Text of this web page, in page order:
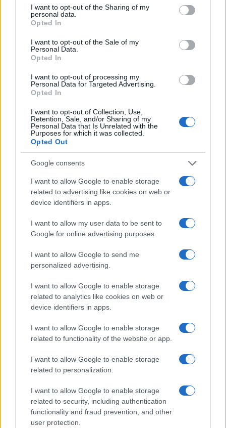
not limited to your visit or usage behaviour. You may click to
grant or deny consent to Google and its third-party tags to
use your data for below specified purposes in below Google
consent section.
I want to opt-out of the Sharing of my
personal data.
Opted In
I want to opt-out of the Sale of my
Personal Data.
Opted In
I want to opt-out of processing my
Personal Data for Targeted Advertising.
Opted In
I want to opt-out of Collection, Use,
Retention, Sale, and/or Sharing of my
Personal Data that Is Unrelated with the
Purposes for which it was collected.
Opted Out
Google consents
I want to allow Google to enable storage
related to advertising like cookies on web or
device identifiers in apps.
I want to allow my user data to be sent to
Google for online advertising purposes.
I want to allow Google to send me
personalized advertising.
I want to allow Google to enable storage
related to analytics like cookies on web or
device identifiers in apps.
I want to allow Google to enable storage
related to functionality of the website or app.
I want to allow Google to enable storage
related to personalization.
I want to allow Google to enable storage
related to security, including authentication
functionality and fraud prevention, and other
user protection.
l’evoluzione dell’intrattenimento
Cristian Castiglioni · 6 Ago 2026
TELEVISIONE
ResQ e l’impegno per una nuova nave di soccorso nel
Mediterraneo
Camilla Fiore · 6 Ago 2026
TELEVISIONE